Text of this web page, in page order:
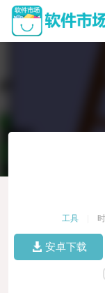
工具
安卓下载